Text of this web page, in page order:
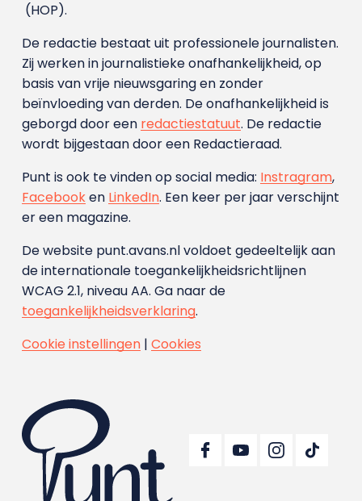
(HOP).
De redactie bestaat uit professionele journalisten.
Zij werken in journalistieke onafhankelijkheid, op
basis van vrije nieuwsgaring en zonder
beïnvloeding van derden. De onafhankelijkheid is
geborgd door een redactiestatuut. De redactie
wordt bijgestaan door een Redactieraad.
Punt is ook te vinden op social media: Instragram,
Facebooken LinkedIn. Een keer per jaar verschijnt
er een magazine.
De website punt.avans.nl voldoet gedeeltelijk aan
de internationale toegankelijkheidsrichtlijnen
WCAG 2.1, niveau AA. Ga naar de
toegankelijkheidsverklaring.
Cookie instellingen| Cookies